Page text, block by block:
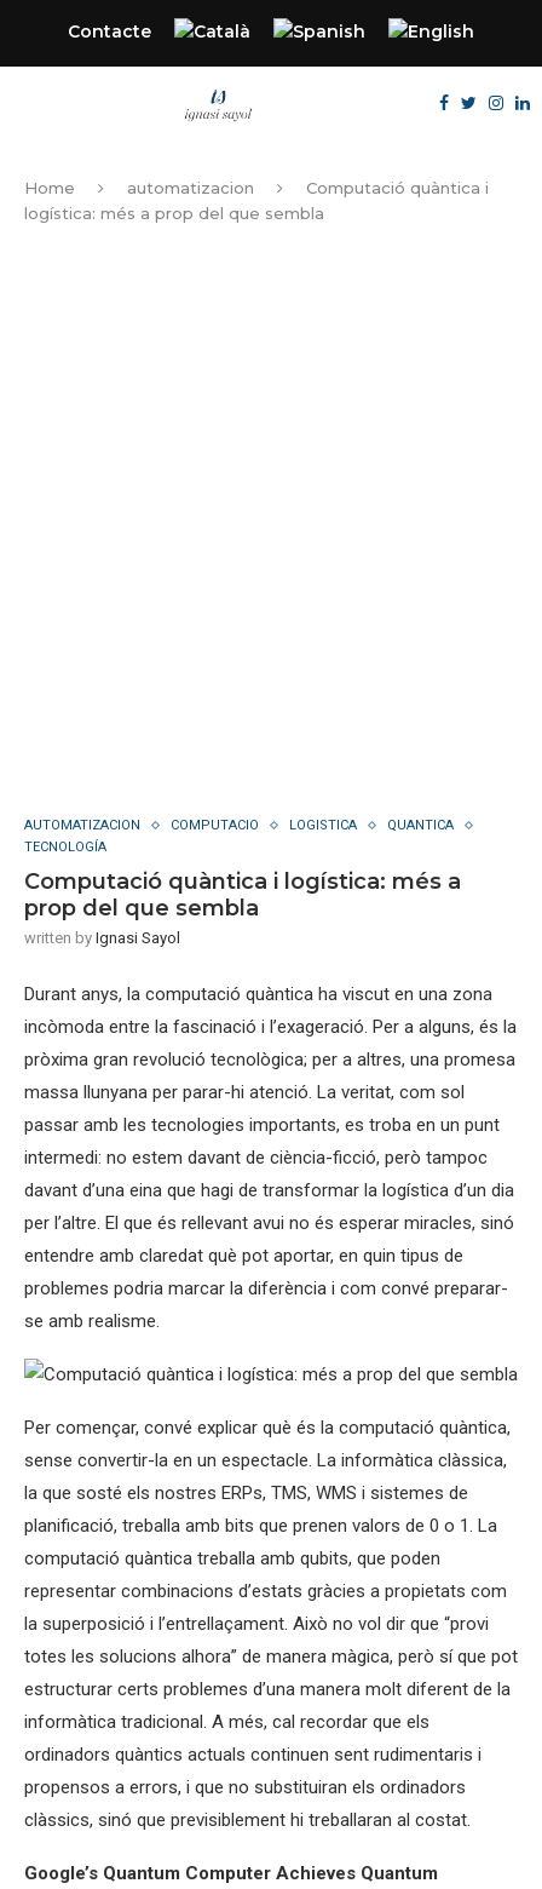
Contacte
Home automatizacion
Computació quàntica i
logística: més a prop del que sembla
AUTOMATIZACION COMPUTACIO LOGISTICA
QUANTICA
TECNOLOGÍA
Computació quàntica i logística: més a
prop del que sembla
written by Ignasi Sayol
Durant anys, la computació quàntica ha viscut en una zona
incòmoda entre la fascinació i l’exageració. Per a alguns, és la
pròxima gran revolució tecnològica; per a altres, una promesa
massa llunyana per parar-hi atenció. La veritat, com sol
passar amb les tecnologies importants, es troba en un punt
intermedi: no estem davant de ciència-ficció, però tampoc
davant d’una eina que hagi de transformar la logística d’un dia
per l’altre. El que és rellevant avui no és esperar miracles, sinó
entendre amb claredat què pot aportar, en quin tipus de
problemes podria marcar la diferència i com convé preparar-
se amb realisme.
Per començar, convé explicar què és la computació quàntica,
sense convertir-la en un espectacle. La informàtica clàssica,
la que sosté els nostres ERPs, TMS, WMS i sistemes de
planificació, treballa amb bits que prenen valors de 0 o 1. La
computació quàntica treballa amb qubits, que poden
representar combinacions d’estats gràcies a propietats com
la superposició i l’entrellaçament. Això no vol dir que “provi
totes les solucions alhora” de manera màgica, però sí que pot
estructurar certs problemes d’una manera molt diferent de la
informàtica tradicional. A més, cal recordar que els
ordinadors quàntics actuals continuen sent rudimentaris i
propensos a errors, i que no substituiran els ordinadors
clàssics, sinó que previsiblement hi treballaran al costat.
Google’s Quantum Computer Achieves Quantum